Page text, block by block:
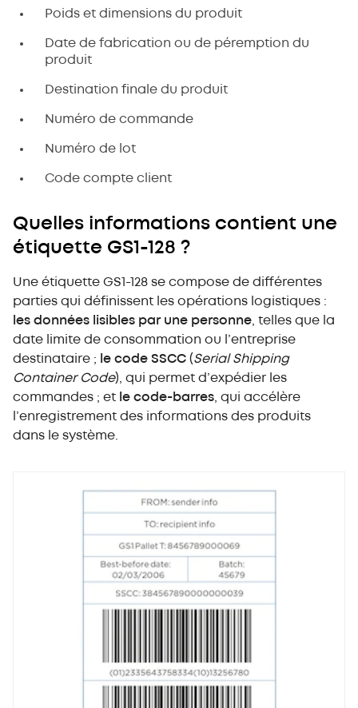
Poids et dimensions du produit
Date de fabrication ou de péremption du
produit
Destination finale du produit
Numéro de commande
Numéro de lot
Code compte client
Quelles informations contient une
étiquette GS1-128 ?
Une étiquette GS1-128 se compose de différentes
parties qui définissent les opérations logistiques :
les données lisibles par une personne , telles que la
date limite de consommation ou l’entreprise
destinataire ; le code SSCC (Serial Shipping
Container Code), qui permet d’expédier les
commandes ; et le code-barres , qui accélère
l’enregistrement des informations des produits
dans le système.